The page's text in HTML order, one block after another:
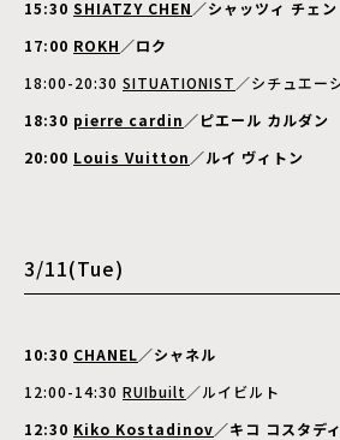
15:30 SHIATZY CHEN ／シャッツィ チェン
17:00 ROKH ／ロク
18:00-20:30 SITUATIONIST ／シチュエー
18:30 pierre cardin ／ピエール カルダン
20:00 Louis Vuitton ／ルイ ヴィトン
3/11(Tue)
10:30 CHANEL／シャネル
12:00-14:30 RUIbuilt ／ルイビルト
12:30 Kiko Kostadinov／キコ コスタデ